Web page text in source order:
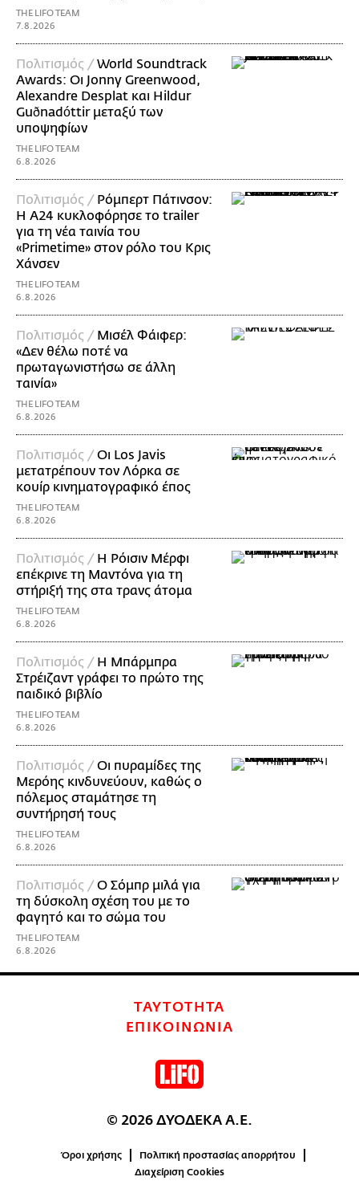
THE LIFO TEAM
7.8.2026
Πολιτισμός /World Soundtrack
Awards: Οι Jonny Greenwood,
Alexandre Desplat και Hildur
Guðnadóttir μεταξύ των
υποψηφίων
THE LIFO TEAM
6.8.2026
Πολιτισμός / Ρόμπερτ Πάτινσον:
Η Α24 κυκλοφόρησε το trailer
για τη νέα ταινία του
«Primetime» στον ρόλο του Κρις
Χάνσεν
THE LIFO TEAM
6.8.2026
Πολιτισμός / Μισέλ Φάιφερ:
«Δεν θέλω ποτέ να
πρωταγωνιστήσω σε άλλη
ταινία»
THE LIFO TEAM
6.8.2026
Πολιτισμός /Οι Los Javis
μετατρέπουν τον Λόρκα σε
κουίρ κινηματογραφικό έπος
THE LIFO TEAM
6.8.2026
Πολιτισμός / Η Ρόισιν Μέρφι
επέκρινε τη Μαντόνα για τη
στήριξή της στα τρανς άτομα
THE LIFO TEAM
6.8.2026
Πολιτισμός / Η Μπάρμπρα
Στρέιζαντ γράφει το πρώτο της
παιδικό βιβλίο
THE LIFO TEAM
6.8.2026
Πολιτισμός /Οι πυραμίδες της
Μερόης κινδυνεύουν, καθώς ο
πόλεμος σταμάτησε τη
συντήρησή τους
THE LIFO TEAM
6.8.2026
Πολιτισμός /Ο Σόμπρ μιλά για
τη δύσκολη σχέση του με το
φαγητό και το σώμα του
THE LIFO TEAM
6.8.2026
ΤΑΥΤΟΤΗΤΑ
ΕΠΙΚΟΙΝΩΝΙΑ
© 2026 ΔΥΟΔΕΚΑ Α.Ε.
Όροι χρήσης
Πολιτική προστασίας απορρήτου
Διαχείριση Cookies